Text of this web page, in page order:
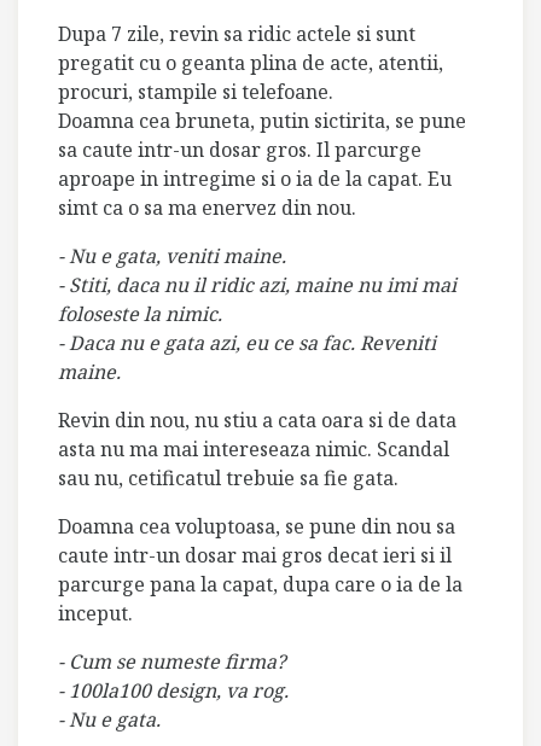
Dupa 7 zile, revin sa ridic actele si sunt
pregatit cu o geanta plina de acte, atentii,
procuri, stampile si telefoane.
Doamna cea bruneta, putin sictirita, se pune
sa caute intr-un dosar gros. Il parcurge
aproape in intregime si o ia de la capat. Eu
simt ca o sa ma enervez din nou.
- Nu e gata, veniti maine.
- Stiti, daca nu il ridic azi, maine nu imi mai
foloseste la nimic.
- Daca nu e gata azi, eu ce sa fac. Reveniti
maine.
Revin din nou, nu stiu a cata oara si de data
asta nu ma mai intereseaza nimic. Scandal
sau nu, cetificatul trebuie sa fie gata.
Doamna cea voluptoasa, se pune din nou sa
caute intr-un dosar mai gros decat ieri si il
parcurge pana la capat, dupa care o ia de la
inceput.
- Cum se numeste firma?
- 100la100 design, va rog.
- Nu e gata.